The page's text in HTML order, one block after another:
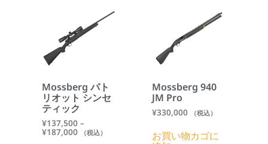
Mossberg パト
リオット シンセ
ティック
¥137,500 –
¥187,000 （税込）
Mossberg 940
JM Pro
¥330,000 （税込）
お買い物カゴに